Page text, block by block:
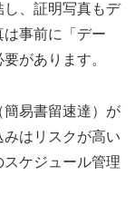
、証明写真もデ
事前に「デー
があります。
易書留速達）が
はリスクが高い
ケジュール管理